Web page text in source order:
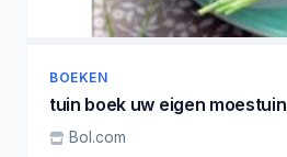
BOEKEN
tuin boek uw eigen moestuin
Bol.com